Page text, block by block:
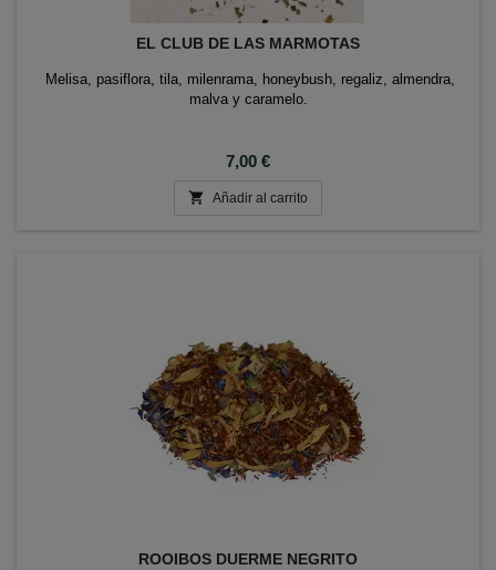
EL CLUB DE LAS MARMOTAS
Melisa, pasiflora, tila, milenrama, honeybush, regaliz, almendra,
malva y caramelo.
Precio
7,00 €
 Añadir al carrito
ROOIBOS DUERME NEGRITO